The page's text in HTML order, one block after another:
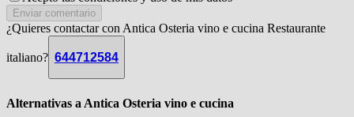
Enviar comentario
¿Quieres contactar con Antica Osteria vino e cucina Restaurante
italiano? 644712584
Alternativas a Antica Osteria vino e cucina